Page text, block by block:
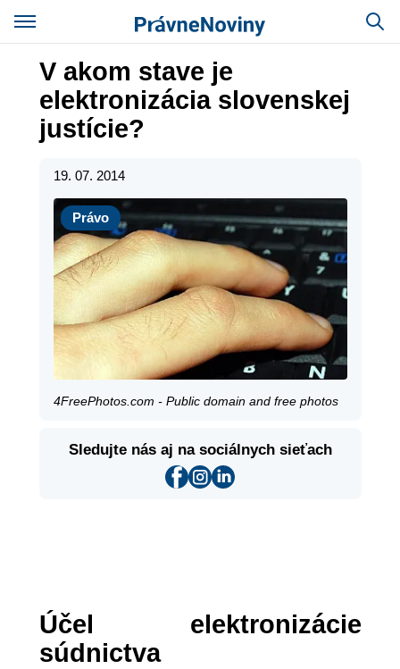
V akom stave je
elektronizácia slovenskej
justície?
19. 07. 2014
Právo
Právo
4FreePhotos.com - Public domain and free photos
Sledujte nás aj na sociálnych sieťach
Účel elektronizácie
súdnictva